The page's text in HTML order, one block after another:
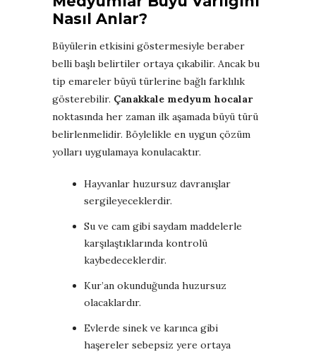
Nasıl Anlar?
Büyülerin etkisini göstermesiyle beraber
belli başlı belirtiler ortaya çıkabilir. Ancak bu
tip emareler büyü türlerine bağlı farklılık
gösterebilir. Çanakkale medyum hocalar
noktasında her zaman ilk aşamada büyü türü
belirlenmelidir. Böylelikle en uygun çözüm
yolları uygulamaya konulacaktır.
Hayvanlar huzursuz davranışlar
sergileyeceklerdir.
Su ve cam gibi saydam maddelerle
karşılaştıklarında kontrolü
kaybedeceklerdir.
Kur’an okunduğunda huzursuz
olacaklardır.
Evlerde sinek ve karınca gibi
haşereler sebepsiz yere ortaya